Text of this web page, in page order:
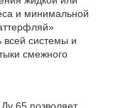
и минимальной
всей системы и
смежного
65 позволяет